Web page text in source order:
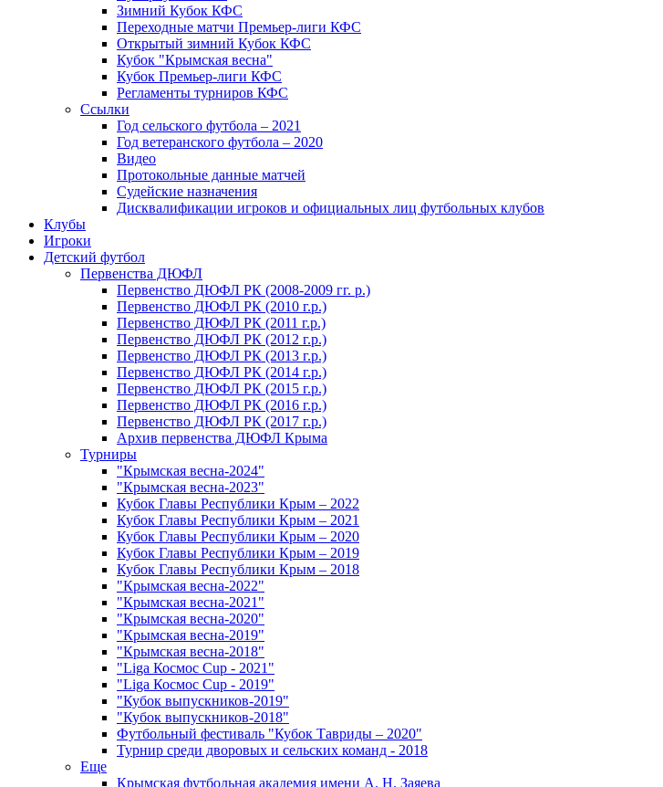
Зимний Кубок КФС
Переходные матчи Премьер-лиги КФС
Открытый зимний Кубок КФС
Кубок "Крымская весна"
Кубок Премьер-лиги КФС
Регламенты турниров КФС
Ссылки
Год сельского футбола – 2021
Год ветеранского футбола – 2020
Видео
Протокольные данные матчей
Судейские назначения
Дисквалификации игроков и официальных лиц футбольных клубов
Клубы
Игроки
Детский футбол
Первенства ДЮФЛ
Первенство ДЮФЛ РК (2008-2009 гг. р.)
Первенство ДЮФЛ РК (2010 г.р.)
Первенство ДЮФЛ РК (2011 г.р.)
Первенство ДЮФЛ РК (2012 г.р.)
Первенство ДЮФЛ РК (2013 г.р.)
Первенство ДЮФЛ РК (2014 г.р.)
Первенство ДЮФЛ РК (2015 г.р.)
Первенство ДЮФЛ РК (2016 г.р.)
Первенство ДЮФЛ РК (2017 г.р.)
Архив первенства ДЮФЛ Крыма
Турниры
"Крымская весна-2024"
"Крымская весна-2023"
Кубок Главы Республики Крым – 2022
Кубок Главы Республики Крым – 2021
Кубок Главы Республики Крым – 2020
Кубок Главы Республики Крым – 2019
Кубок Главы Республики Крым – 2018
"Крымская весна-2022"
"Крымская весна-2021"
"Крымская весна-2020"
"Крымская весна-2019"
"Крымская весна-2018"
"Liga Космос Cup - 2021"
"Liga Космос Cup - 2019"
"Кубок выпускников-2019"
"Кубок выпускников-2018"
Футбольный фестиваль "Кубок Тавриды – 2020"
Турнир среди дворовых и сельских команд - 2018
Еще
Крымская футбольная академия имени А. Н. Заяева